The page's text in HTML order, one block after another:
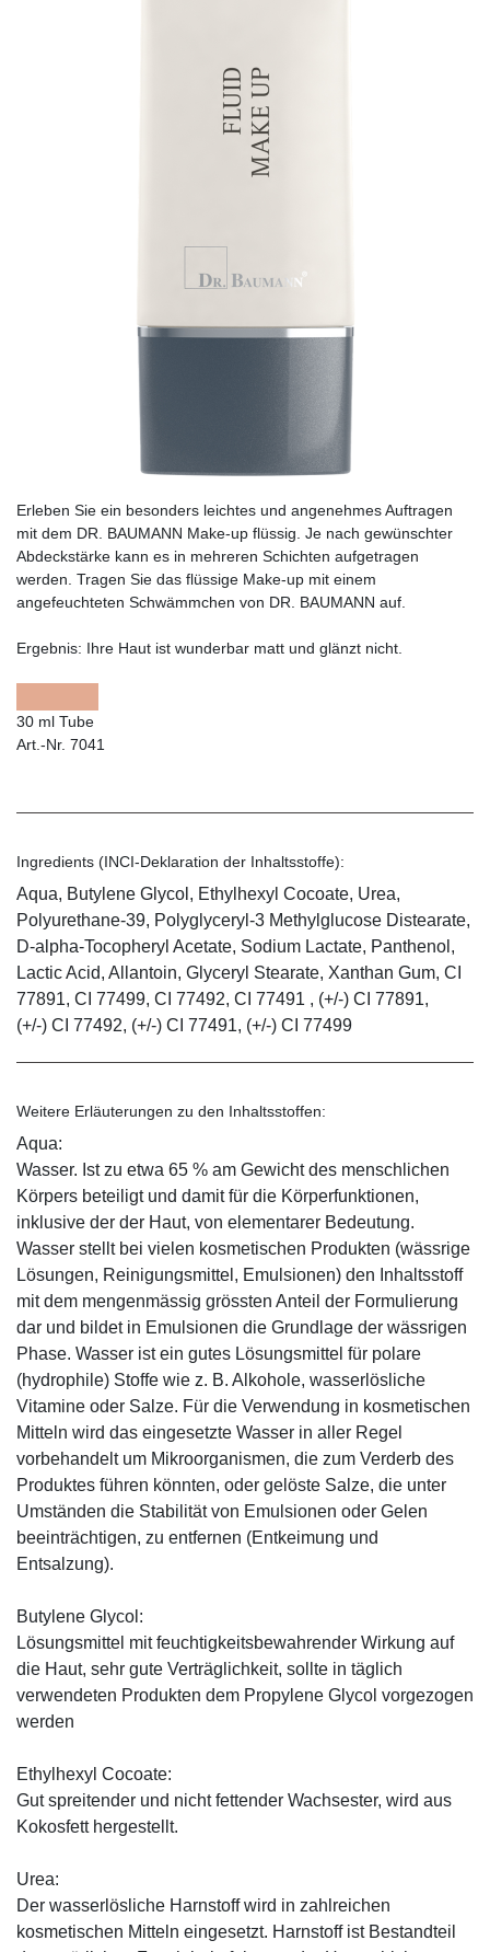
Erleben Sie ein besonders leichtes und angenehmes Auftragen
mit dem DR. BAUMANN Make-up flüssig. Je nach gewünschter
Abdeckstärke kann es in mehreren Schichten aufgetragen
werden. Tragen Sie das flüssige Make-up mit einem
angefeuchteten Schwämmchen von DR. BAUMANN auf.
Ergebnis: Ihre Haut ist wunderbar matt und glänzt nicht.
30 ml Tube
Art.-Nr. 7041
Ingredients (INCI-Deklaration der Inhaltsstoffe):
Aqua, Butylene Glycol, Ethylhexyl Cocoate, Urea,
Polyurethane-39, Polyglyceryl-3 Methylglucose Distearate,
D-alpha-Tocopheryl Acetate, Sodium Lactate, Panthenol,
Lactic Acid, Allantoin, Glyceryl Stearate, Xanthan Gum, CI
77891, CI 77499, CI 77492, CI 77491 , (+/-) CI 77891,
(+/-) CI 77492, (+/-) CI 77491, (+/-) CI 77499
Weitere Erläuterungen zu den Inhaltsstoffen:
Aqua:
Wasser. Ist zu etwa 65 % am Gewicht des menschlichen
Körpers beteiligt und damit für die Körperfunktionen,
inklusive der der Haut, von elementarer Bedeutung.
Wasser stellt bei vielen kosmetischen Produkten (wässrige
Lösungen, Reinigungsmittel, Emulsionen) den Inhaltsstoff
mit dem mengenmässig grössten Anteil der Formulierung
dar und bildet in Emulsionen die Grundlage der wässrigen
Phase. Wasser ist ein gutes Lösungsmittel für polare
(hydrophile) Stoffe wie z. B. Alkohole, wasserlösliche
Vitamine oder Salze. Für die Verwendung in kosmetischen
Mitteln wird das eingesetzte Wasser in aller Regel
vorbehandelt um Mikroorganismen, die zum Verderb des
Produktes führen könnten, oder gelöste Salze, die unter
Umständen die Stabilität von Emulsionen oder Gelen
beeinträchtigen, zu entfernen (Entkeimung und
Entsalzung).
Butylene Glycol:
Lösungsmittel mit feuchtigkeitsbewahrender Wirkung auf
die Haut, sehr gute Verträglichkeit, sollte in täglich
verwendeten Produkten dem Propylene Glycol vorgezogen
werden
Ethylhexyl Cocoate:
Gut spreitender und nicht fettender Wachsester, wird aus
Kokosfett hergestellt.
Urea:
Der wasserlösliche Harnstoff wird in zahlreichen
kosmetischen Mitteln eingesetzt. Harnstoff ist Bestandteil